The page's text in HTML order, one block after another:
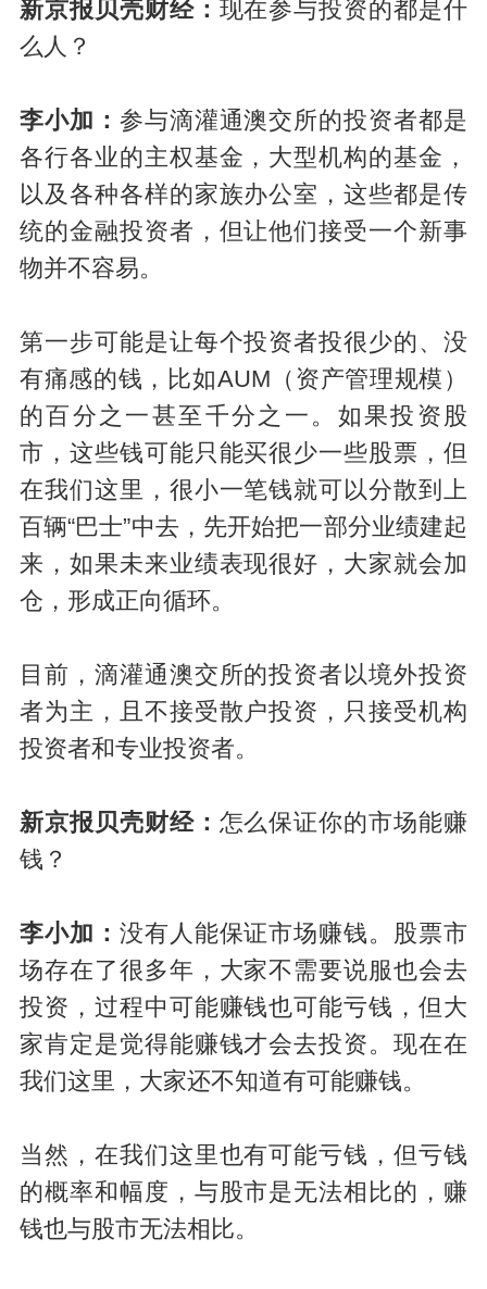
新京报贝壳财经： 现在参与投资的都是什
么人？
李小加： 参与滴灌通澳交所的投资者都是
各行各业的主权基金，大型机构的基金，
以及各种各样的家族办公室，这些都是传
统的金融投资者，但让他们接受一个新事
物并不容易。
第一步可能是让每个投资者投很少的、没
有痛感的钱，比如AUM（资产管理规模）
的百分之一甚至千分之一。如果投资股
市，这些钱可能只能买很少一些股票，但
在我们这里，很小一笔钱就可以分散到上
百辆“巴士”中去，先开始把一部分业绩建起
来，如果未来业绩表现很好，大家就会加
仓，形成正向循环。
目前，滴灌通澳交所的投资者以境外投资
者为主，且不接受散户投资，只接受机构
投资者和专业投资者。
新京报贝壳财经： 怎么保证你的市场能赚
钱？
李小加： 没有人能保证市场赚钱。股票市
场存在了很多年，大家不需要说服也会去
投资，过程中可能赚钱也可能亏钱，但大
家肯定是觉得能赚钱才会去投资。现在在
我们这里，大家还不知道有可能赚钱。
当然，在我们这里也有可能亏钱，但亏钱
的概率和幅度，与股市是无法相比的，赚
钱也与股市无法相比。